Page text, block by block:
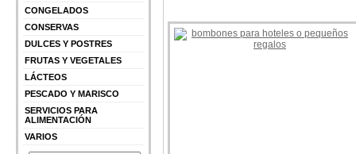
CONGELADOS
CONSERVAS
DULCES Y POSTRES
FRUTAS Y VEGETALES
LÁCTEOS
PESCADO Y MARISCO
SERVICIOS PARA
ALIMENTACIÓN
VARIOS